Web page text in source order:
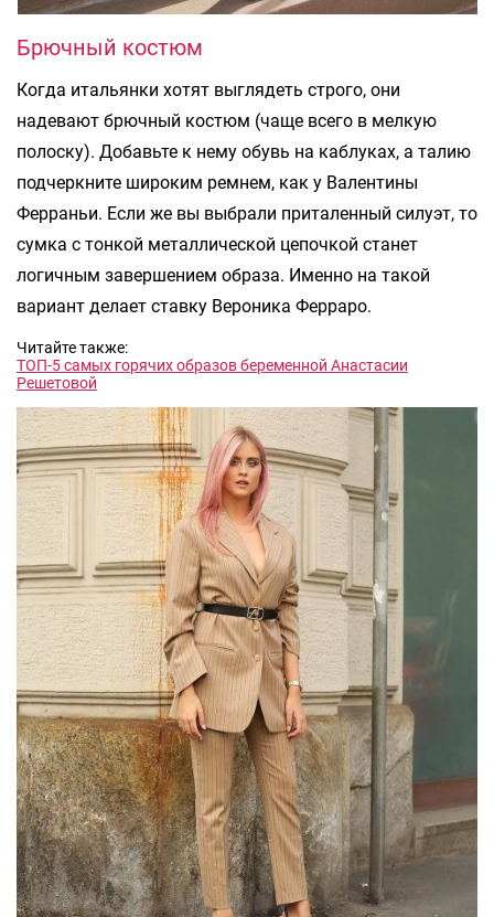
Брючный костюм
Когда итальянки хотят выглядеть строго, они
надевают брючный костюм (чаще всего в мелкую
полоску). Добавьте к нему обувь на каблуках, а талию
подчеркните широким ремнем, как у Валентины
Ферраньи. Если же вы выбрали приталенный силуэт, то
сумка с тонкой металлической цепочкой станет
логичным завершением образа. Именно на такой
вариант делает ставку Вероника Ферраро.
Читайте также:
ТОП-5 самых горячих образов беременной Анастасии
Решетовой